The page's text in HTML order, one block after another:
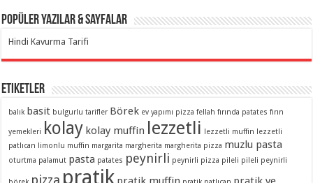
Popüler Yazılar & Sayfalar
Hindi Kavurma Tarifi
Etiketler
balık basit bulgurlu tarifler Börek ev yapımı pizza fellah fırında patates fırın
yemekleri kolay kolay muffin lezzetli lezzetli muffin
lezzetli
patlıcan
limonlu muffin margarita margherita margherita pizza muzlu pasta
oturtma palamut pasta patates peynirli peynirli pizza pileli pileli peynirli
pratik